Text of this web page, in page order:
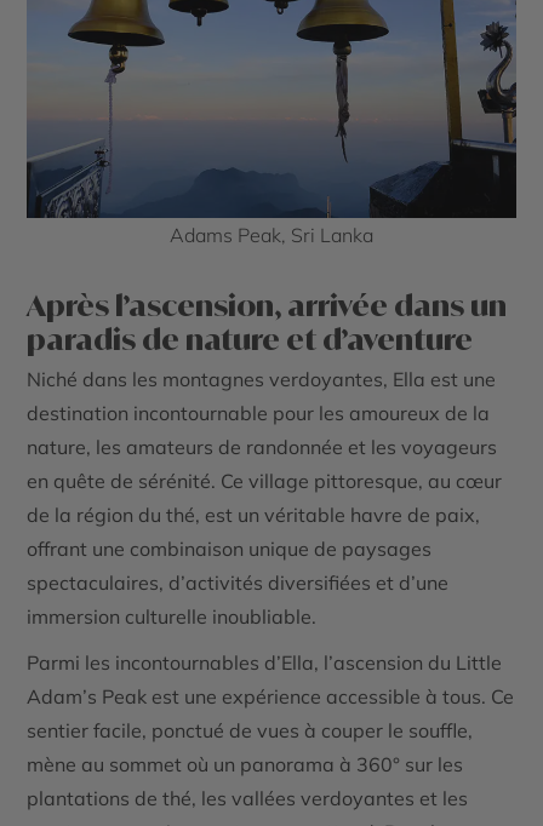
Adams Peak, Sri Lanka
Après l’ascension, arrivée dans un
paradis de nature et d’aventure
Niché dans les montagnes verdoyantes, Ella est une
destination incontournable pour les amoureux de la
nature, les amateurs de randonnée et les voyageurs
en quête de sérénité. Ce village pittoresque, au cœur
de la région du thé, est un véritable havre de paix,
offrant une combinaison unique de paysages
spectaculaires, d’activités diversifiées et d’une
immersion culturelle inoubliable.
Parmi les incontournables d’Ella, l’ascension du Little
Adam’s Peak est une expérience accessible à tous. Ce
sentier facile, ponctué de vues à couper le souffle,
mène au sommet où un panorama à 360° sur les
plantations de thé, les vallées verdoyantes et les